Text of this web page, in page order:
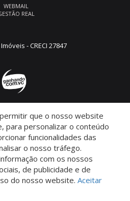
este imóvel!
WEBMAIL
REAL
- CRECI 27847
por:
que o nosso website
para personalizar o conteúdo
funcionalidades das
o nosso tráfego.
com os nossos
de publicidade e de
do nosso website. Aceitar